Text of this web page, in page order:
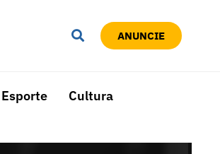
ANUNCIE
Esporte Cultura